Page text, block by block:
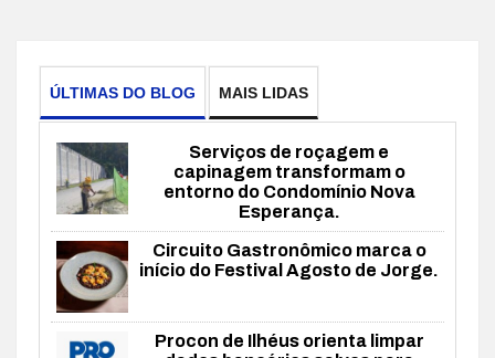
ÚLTIMAS DO BLOG MAIS LIDAS
Serviços de roçagem e
capinagem transformam o
entorno do Condomínio Nova
Esperança.
Circuito Gastronômico marca o
início do Festival Agosto de Jorge.
Procon de Ilhéus orienta limpar